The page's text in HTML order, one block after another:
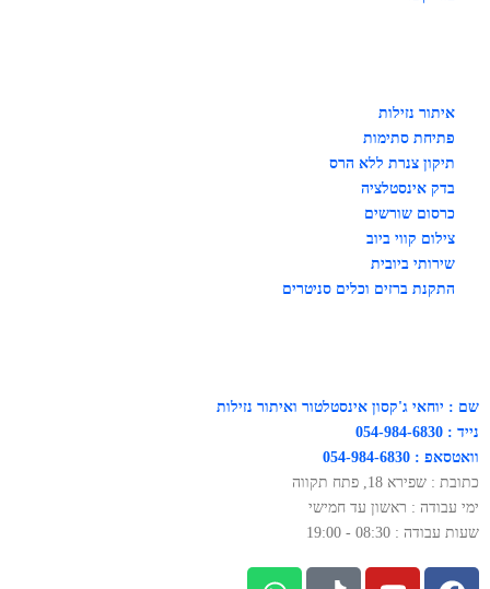
איתור נזילות
פתיחת סתימות
תיקון צנרת ללא הרס
בדק אינסטלציה
כרסום שורשים
צילום קווי ביוב
שירותי ביובית
התקנת ברזים וכלים סניטרים
שם : יוחאי ג'קסון אינסטלטור ואיתור נזילות
נייד : 054-984-6830
וואטסאפ : 054-984-6830
כתובת : שפירא 18, פתח תקווה
ימי עבודה : ראשון עד חמישי
שעות עבודה : 08:30 - 19:00